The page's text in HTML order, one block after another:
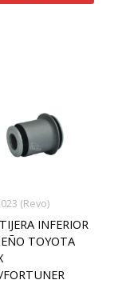
(Revo)
INFERIOR
TOYOTA
FORTUNER